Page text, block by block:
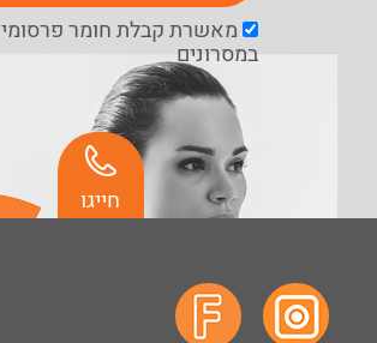
מאשרת קבלת חומר פרסומי
במסרונים
חייגו